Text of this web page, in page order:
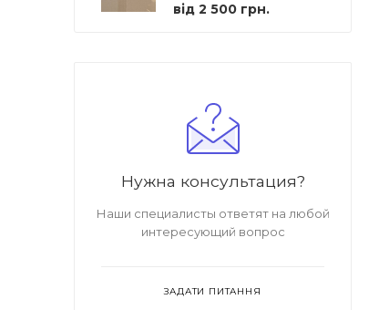
від 2 500 грн.
Нужна консультация?
Наши специалисты ответят на любой
интересующий вопрос
ЗАДАТИ ПИТАННЯ